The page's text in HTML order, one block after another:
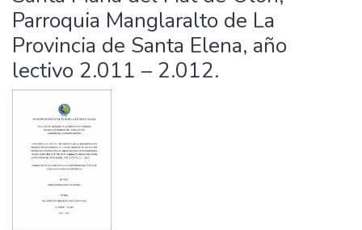
Parroquia Manglaralto de La
Provincia de Santa Elena, año
lectivo 2.011 – 2.012.